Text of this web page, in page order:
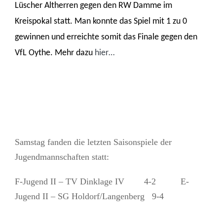
Lüscher Altherren gegen den RW Damme im
Kreispokal statt. Man konnte das Spiel mit 1 zu 0
gewinnen und erreichte somit das Finale gegen den
VfL Oythe. Mehr dazu hier…
Samstag fanden die letzten Saisonspiele der
Jugendmannschaften statt:
F-Jugend II – TV Dinklage IV 4-2 E-
Jugend II – SG Holdorf/Langenberg 9-4